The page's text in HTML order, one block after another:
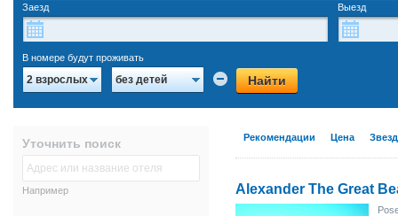
Заезд Выезд
В номере будут проживать
2 взрослых без детей Найти
Уточнить поиск
Например
Рекомендации Цена
Alexander The Great